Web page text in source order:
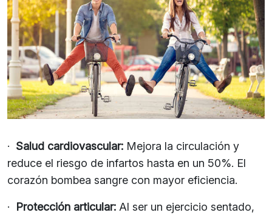
· Salud cardiovascular: Mejora la circulación y
reduce el riesgo de infartos hasta en un 50%. El
corazón bombea sangre con mayor eficiencia.
· Protección articular: Al ser un ejercicio sentado,